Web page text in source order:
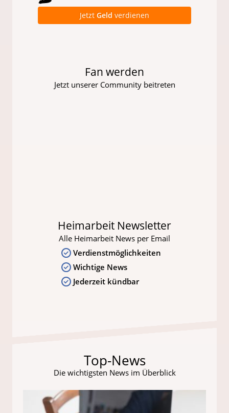
Jetzt Geld verdienen
Fan werden
Jetzt unserer Community beitreten
Heimarbeit Newsletter
Alle Heimarbeit News per Email
Verdienstmöglichkeiten
Wichtige News
Jederzeit kündbar
Top-News
Die wichtigsten News im Überblick